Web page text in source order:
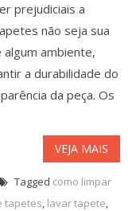
prejudiciais a
não seja sua
ambiente,
a durabilidade do
da peça. Os
VEJA MAIS
Tagged como limpar
tapetes, lavar tapete,